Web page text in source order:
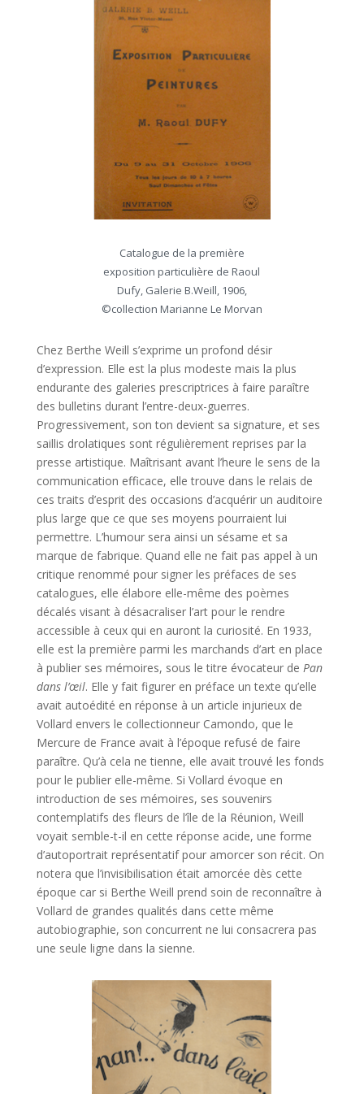
Catalogue de la première
exposition particulière de Raoul
Dufy, Galerie B.Weill, 1906,
©collection Marianne Le Morvan
Chez Berthe Weill s’exprime un profond désir
d’expression. Elle est la plus modeste mais la plus
endurante des galeries prescriptrices à faire paraître
des bulletins durant l’entre-deux-guerres.
Progressivement, son ton devient sa signature, et ses
saillis drolatiques sont régulièrement reprises par la
presse artistique. Maîtrisant avant l’heure le sens de la
communication efficace, elle trouve dans le relais de
ces traits d’esprit des occasions d’acquérir un auditoire
plus large que ce que ses moyens pourraient lui
permettre. L’humour sera ainsi un sésame et sa
marque de fabrique. Quand elle ne fait pas appel à un
critique renommé pour signer les préfaces de ses
catalogues, elle élabore elle-même des poèmes
décalés visant à désacraliser l’art pour le rendre
accessible à ceux qui en auront la curiosité. En 1933,
elle est la première parmi les marchands d’art en place
à publier ses mémoires, sous le titre évocateur de Pan
dans l’œil. Elle y fait figurer en préface un texte qu’elle
avait autoédité en réponse à un article injurieux de
Vollard envers le collectionneur Camondo, que le
Mercure de France avait à l’époque refusé de faire
paraître. Qu’à cela ne tienne, elle avait trouvé les fonds
pour le publier elle-même. Si Vollard évoque en
introduction de ses mémoires, ses souvenirs
contemplatifs des fleurs de l’île de la Réunion, Weill
voyait semble-t-il en cette réponse acide, une forme
d’autoportrait représentatif pour amorcer son récit. On
notera que l’invisibilisation était amorcée dès cette
époque car si Berthe Weill prend soin de reconnaître à
Vollard de grandes qualités dans cette même
autobiographie, son concurrent ne lui consacrera pas
une seule ligne dans la sienne.